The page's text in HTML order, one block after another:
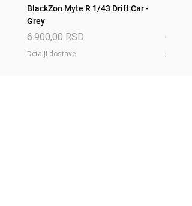
BlackZon Myte R 1/43 Drift Car -
Grey
Price
6.900,00 RSD
Detalji dostave
Price